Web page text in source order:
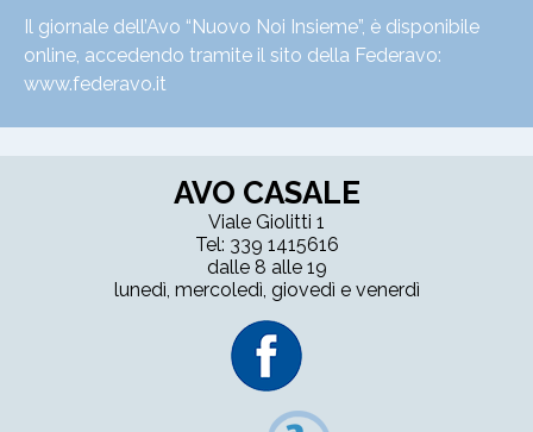
Il giornale dell’Avo “Nuovo Noi Insieme”, è disponibile
online, accedendo tramite il sito della Federavo:
www.federavo.it
AVO CASALE
Viale Giolitti 1
Tel: 339 1415616
dalle 8 alle 19
lunedì, mercoledì, giovedì e venerdì